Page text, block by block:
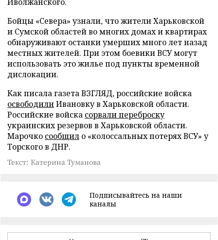
Бойцы «Севера» узнали, что жители Харьковской
и Сумской областей во многих домах и квартирах
обнаруживают останки умерших много лет назад
местных жителей. При этом боевики ВСУ могут
использовать это жилье под пункты временной
дислокации.
Как писала газета ВЗГЛЯД, российские войска
освободилиИвановку в Харьковской области.
Российские войска сорвали переброску
украинских резервов в Харьковской области.
Марочко сообщил о «колоссальных потерях ВСУ» у
Торского в ДНР.
Текст: Катерина Туманова
Подписывайтесь на наши
каналы